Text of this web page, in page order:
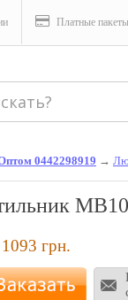
Платные пакеты
0442298919 →
1093 грн.